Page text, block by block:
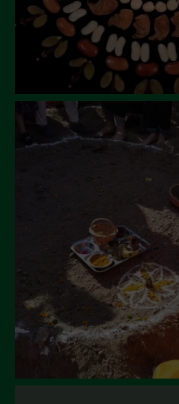
Marzo 2023
Febbraio 2023
Dicembre 2022
Novembre 2022
Ottobre 2022
Settembre 2022
Aprile 2022
Febbraio 2022
Gennaio 2022
Dicembre 2021
Novembre 2021